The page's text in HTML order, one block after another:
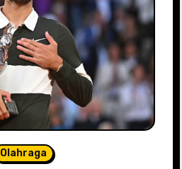
Olahraga